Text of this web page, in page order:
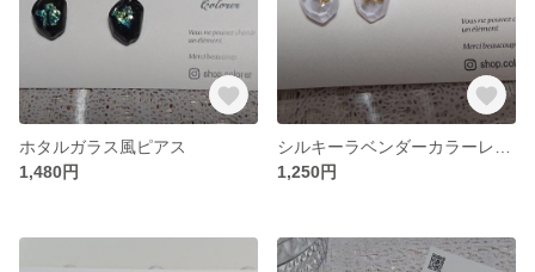
ホタルガラス風ピアス
1,480円
1,250円